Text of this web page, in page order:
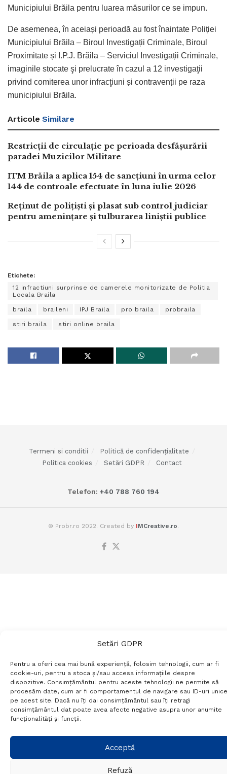
Setări GDPR
Pentru a oferi cea mai bună experiență, folosim tehnologii, cum ar fi
cookie-uri, pentru a stoca și/sau accesa informațiile despre
dispozitive. Consimțământul pentru aceste tehnologii ne permite să
procesăm date, cum ar fi comportamentul de navigare sau ID-uri unice
pe acest site. Dacă nu îți dai consimțământul sau îți retragi
consimțământul dat poate avea afecte negative asupra unor anumite
funcționalități și funcții.
Acceptă
Refuză
Municipiului Brăila pentru luarea măsurilor ce se impun.
De asemenea, în aceiași perioadă au fost înaintate Poliției
Municipiului Brăila – Biroul Investigații Criminale, Biroul
Proximitate și I.P.J. Brăila – Serviciul Investigații Criminale,
imaginile stocate şi prelucrate în cazul a 12 investigaţii
privind comiterea unor infracţiuni și contravenții pe raza
municipiului Brăila.
Articole Similare
Restricții de circulație pe perioada desfășurării
paradei Muzicilor Militare
ITM Brăila a aplica 154 de sancțiuni în urma celor
144 de controale efectuate în luna iulie 2026
Reținut de polițiști și plasat sub control judiciar
pentru amenințare și tulburarea liniștii publice
Etichete:
12 infractiuni surprinse de camerele monitorizate de Politia
Locala Braila
braila braileni IPJ Braila pro braila probraila
stiri braila stiri online braila
Termeni si conditii
Politică de confidențialitate
Politica cookies
Setări GDPR Contact
Telefon: +40 788 760 194
© Probr.ro 2022. Created by IMCreative.ro.